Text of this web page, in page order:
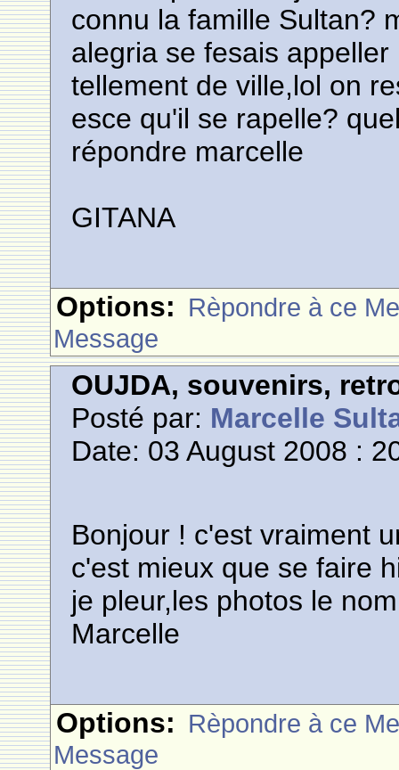
connu la famille Sultan?
alegria se fesais
tellement de ville,lol on
esce qu'il se rapelle?
répondre marcelle
GITANA
Options: Rèpondre à ce
Message
OUJDA, souvenirs,
Posté par: Marcelle
Date: 03 August 2008 :
Bonjour ! c'est vraiment
c'est mieux que se faire
je pleur,les photos le
Marcelle
Options: Rèpondre à ce
Message